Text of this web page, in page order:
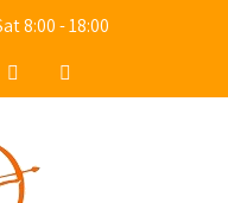
8:00 - 18:00